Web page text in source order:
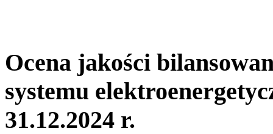
Ocena jakości
systemu
31.12.2024 r.